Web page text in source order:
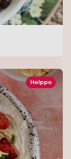
Helppo